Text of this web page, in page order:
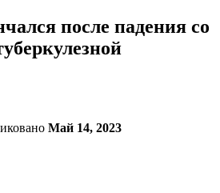
после падения со
Май 14, 2023